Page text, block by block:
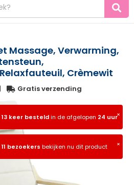
Massage, Verwarming,
Crèmewit
| Gratis verzending
×
13 keer besteldin de afgelopen 24 uur
×
11 bezoekers bekijken nu dit product